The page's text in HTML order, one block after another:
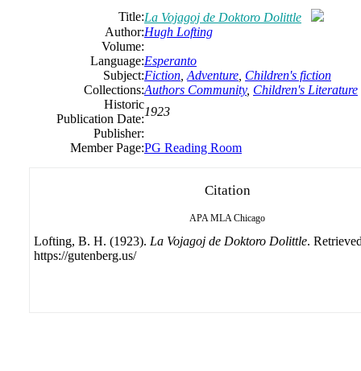
Title:La Vojagoj de Doktoro Dolittle
Author:Hugh Lofting
Volume:
Language:Esperanto
Subject:Fiction Adventure Children's fiction
Collections:Authors Community, Children's Literature
Historic
Publication Date:
1923
Publisher:
Member Page:PG Reading Room
Citation
APA MLA Chicago
Lofting, B. H. (1923). La Vojagoj de Doktoro Dolittle.
https://gutenberg.us/